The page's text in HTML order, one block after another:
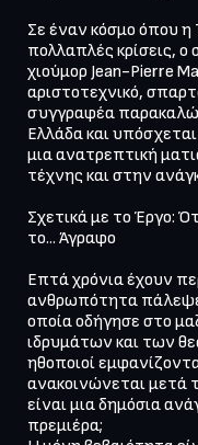
Σε έναν κόσμο όπου η
πολλαπλές κρίσεις, ο
χιούμορ Jean-Pierre
αριστοτεχνικό,
συγγραφέα
Ελλάδα και
μια ανατρεπτική
τέχνης και στην
Σχετικά με το Έργο:
το... Άγραφο
Επτά χρόνια έχουν
ανθρωπότητα πάλεψε
οποία οδήγησε στο
ιδρυμάτων και των
ηθοποιοί
ανακοινώνεται
είναι μια δημόσια
πρεμιέρα;